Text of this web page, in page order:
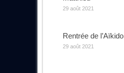
29 août 2021
Rentrée de l’Aïkido
29 août 2021